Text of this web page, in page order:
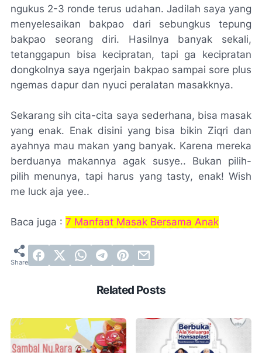
ngukus 2-3 rondeterus udahan. Jadilah saya yang
menyelesaikan bakpao dari sebungkus tepung
bakpao seorang diri. Hasilnya banyak sekali,
tetanggapun bisa kecipratan, tapi ga kecipratan
dongkolnya saya ngerjain bakpao sampai sore plus
ngemas dapur dan nyuci peralatan masakknya.
Sekarang sih cita-cita saya sederhana, bisa masak
yang enak. Enak disini yang bisa bikin Ziqri dan
ayahnya mau makan yang banyak. Karena mereka
berduanya makannya agak susye.. Bukan pilih-
pilih menunya, tapi harus yangtasty, enak!Wish
me luck aja yee..
Baca juga : 7 Manfaat Masak Bersama Anak
Related Posts